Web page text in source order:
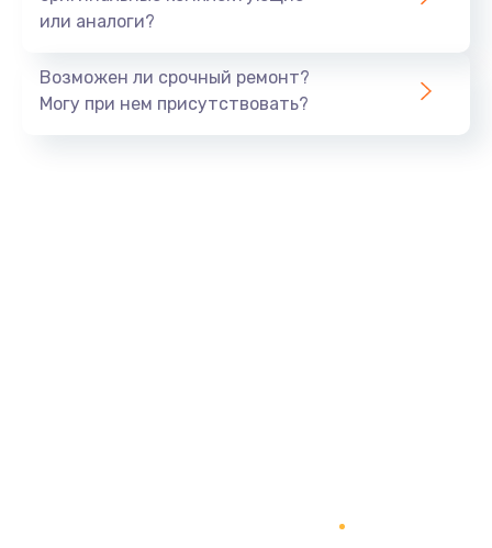
Заказать
или аналоги?
Возможен ли срочный ремонт?
Могу при нем присутствовать?